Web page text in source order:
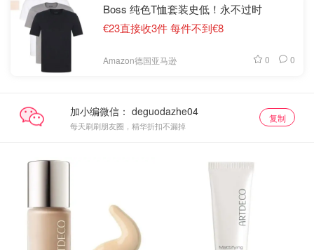
Boss 纯色T恤套装史低！永不过时
€23直接收3件 每件不到€8
Amazon德国亚马逊 0 0
加小编微信：
每天刷刷朋友圈，精华折扣不漏掉
复制